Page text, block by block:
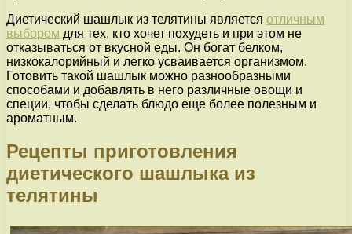
Диетический шашлык из телятины является отличным
выбором для тех, кто хочет похудеть и при этом не
отказываться от вкусной еды. Он богат белком,
низкокалорийный и легко усваивается организмом.
Готовить такой шашлык можно разнообразными
способами и добавлять в него различные овощи и
специи, чтобы сделать блюдо еще более полезным и
ароматным.
Рецепты приготовления
диетического шашлыка из
телятины